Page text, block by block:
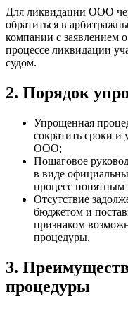
Для ликвидации ООО
обратиться в
компании с заявлением
процессе ликвидации
судом.
2. Порядок
Упрощенная
сократить сроки и
ООО;
Пошаговое
в виде
процесс
Отсутствие
бюджетом и
признаком
процедуры.
3.
процедуры